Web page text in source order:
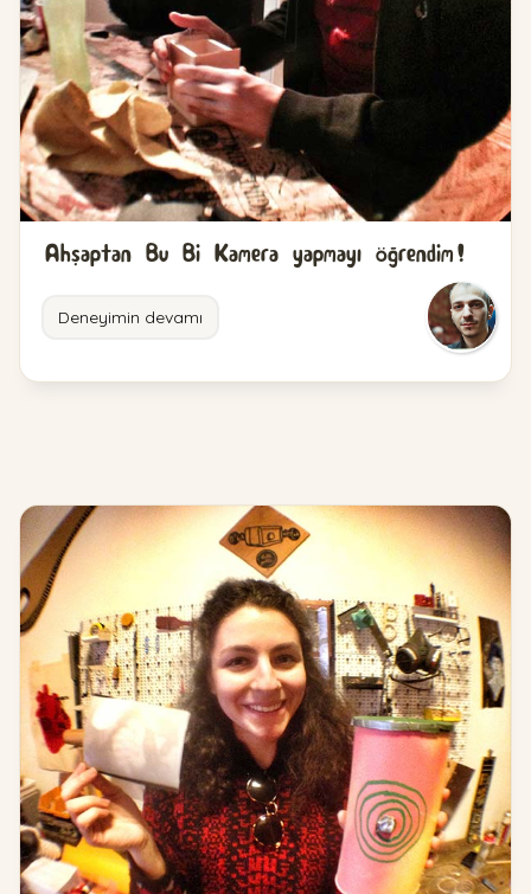
Ahşaptan Bu Bi Kamera yapmayı öğrendim!
Deneyimin devamı